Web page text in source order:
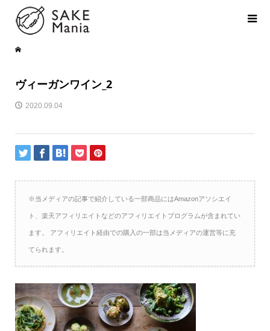
ヴィーガンワイン_2
2020.09.04
※当メディアの記事で紹介している一部商品にはAmazonアソシエイ
ト、楽天アフィリエイトなどのアフィリエイトプログラムが含まれてい
ます。 アフィリエイト経由での購入の一部は当メディアの運営等に充
てられます。